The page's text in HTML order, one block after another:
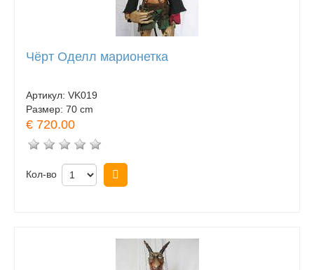
Чёрт Оделл марионетка
Артикул: VK019
Размер: 70 cm
€ 720.00
Кол-во